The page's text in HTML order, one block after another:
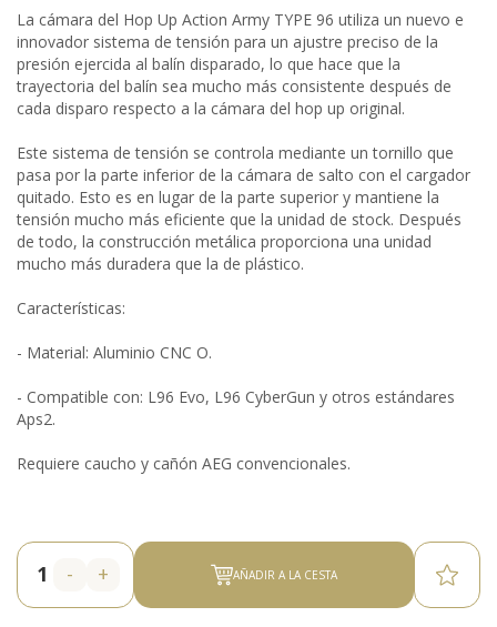
La cámara del Hop Up Action Army TYPE 96 utiliza un nuevo e
innovador sistema de tensión para un ajustre preciso de la
presión ejercida al balín disparado, lo que hace que la
trayectoria del balín sea mucho más consistente después de
cada disparo respecto a la cámara del hop up original.
Este sistema de tensión se controla mediante un tornillo que
pasa por la parte inferior de la cámara de salto con el cargador
quitado. Esto es en lugar de la parte superior y mantiene la
tensión mucho más eficiente que la unidad de stock. Después
de todo, la construcción metálica proporciona una unidad
mucho más duradera que la de plástico.
Características:
- Material: Aluminio CNC O.
- Compatible con: L96 Evo, L96 CyberGun y otros estándares
Aps2.
Requiere caucho y cañón AEG convencionales.
- + AÑADIR A LA CESTA